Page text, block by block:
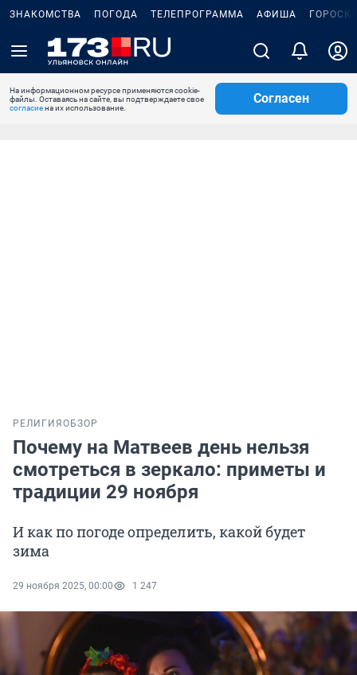
ЗНАКОМСТВА ПОГОДА ТЕЛЕПРОГРАММА АФИША
На информационном ресурсе применяются cookie-
файлы. Оставаясь на сайте, вы подтверждаете свое
согласиена их использование.
Согласен
РЕЛИГИЯ ОБЗОР
Почему на Матвеев день нельзя
смотреться в зеркало: приметы и
традиции 29 ноября
И как по погоде определить, какой будет
зима
29 ноября 2025, 00:00 1 247